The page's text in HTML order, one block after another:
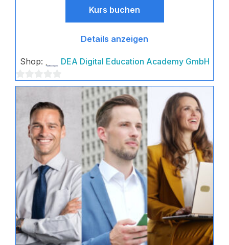
Kurs buchen
Details anzeigen
Shop: DEA Digital Education Academy GmbH
0